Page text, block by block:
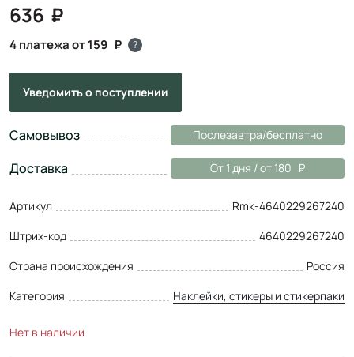
636
4 платежа от 159 ?
Уведомитьо поступлении
Самовывоз Послезавтра/бесплатно
Доставка От 1 дня / от 180
Артикул
Rmk-4640229267240
Штрих-код
4640229267240
Страна происхождения
Россия
Категория
Наклейки, стикеры и стикерпаки
Нет в наличии